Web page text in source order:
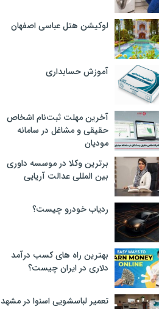
لوکیشن هتل عباسی اصفهان
آموزش حسابداری
آخرین مهلت ثبت‌نام اشخاص
حقیقی و مشاغل در سامانه
مودیان
برترین وکلا در موسسه داوری
بین المللی عدالت آریایی
ردیاب خودرو چیست؟
بهترین راه های کسب درآمد
دلاری در ایران چیست؟
تعمیر لباسشویی اسنوا در مشهد